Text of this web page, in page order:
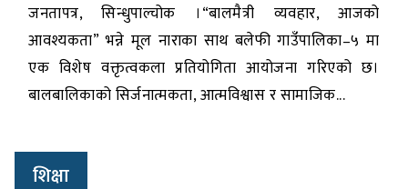
जनतापत्र, सिन्धुपाल्चोक ।“बालमैत्री व्यवहार, आजको
आवश्यकता” भन्ने मूल नाराका साथ बलेफी गाउँपालिका–५ मा
एक विशेष वक्तृत्वकला प्रतियोगिता आयोजना गरिएको छ।
बालबालिकाको सिर्जनात्मकता, आत्मविश्वास र सामाजिक...
शिक्षा